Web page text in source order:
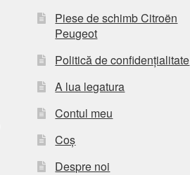
Piese de schimb Citroën
Peugeot
Politică de confidențialitate
A lua legatura
Contul meu
Coș
Despre noi